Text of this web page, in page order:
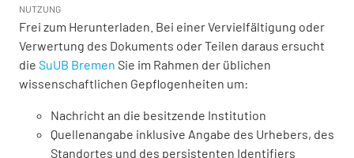
NUTZUNG
Frei zum Herunterladen. Bei einer Vervielfältigung oder
Verwertung des Dokuments oder Teilen daraus ersucht
die SuUB Bremen Sie im Rahmen der üblichen
wissenschaftlichen Gepflogenheiten um:
Nachricht an die besitzende Institution
Quellenangabe inklusive Angabe des Urhebers, des
Standortes und des persistenten Identifiers